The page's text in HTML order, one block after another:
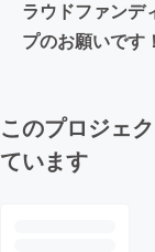
ラウドファンデ
プのお願いです！
このプロジェ
ています